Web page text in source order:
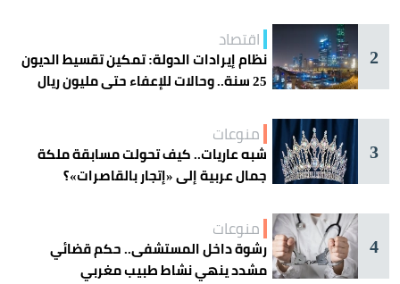
2
اقتصاد
نظام إيرادات الدولة: تمكين تقسيط الديون
25 سنة.. وحالات للإعفاء حتى مليون ريال
3
منوعات
شبه عاريات.. كيف تحولت مسابقة ملكة
جمال عربية إلى «إتجار بالقاصرات»؟
4
منوعات
رشوة داخل المستشفى.. حكم قضائي
مشدد ينهي نشاط طبيب مغربي